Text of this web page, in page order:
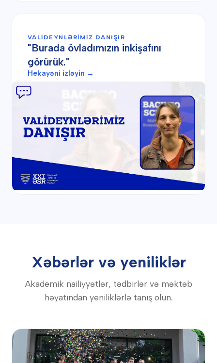
VALIDEYNLƏRIMIZ DANIŞIR
"Burada övladımızın inkişafını
görürük."
Hekayəni izləyin →
Xəbərlər və yeniliklər
Akademik nailiyyətlər, tədbirlər və məktəb
həyatından yeniliklərlə tanış olun.